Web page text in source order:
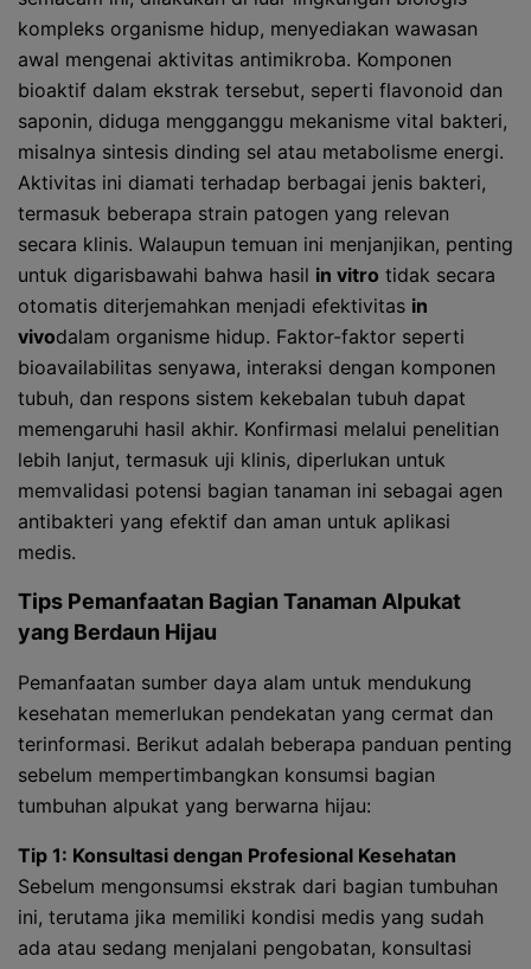
kompleks organisme hidup, menyediakan wawasan
awal mengenai aktivitas antimikroba. Komponen
bioaktif dalam ekstrak tersebut, seperti flavonoid dan
saponin, diduga mengganggu mekanisme vital bakteri,
misalnya sintesis dinding sel atau metabolisme energi.
Aktivitas ini diamati terhadap berbagai jenis bakteri,
termasuk beberapa strain patogen yang relevan
secara klinis. Walaupun temuan ini menjanjikan, penting
untuk digarisbawahi bahwa hasil in vitro tidak secara
otomatis diterjemahkan menjadi efektivitas in
vivodalam organisme hidup. Faktor-faktor seperti
bioavailabilitas senyawa, interaksi dengan komponen
tubuh, dan respons sistem kekebalan tubuh dapat
memengaruhi hasil akhir. Konfirmasi melalui penelitian
lebih lanjut, termasuk uji klinis, diperlukan untuk
memvalidasi potensi bagian tanaman ini sebagai agen
antibakteri yang efektif dan aman untuk aplikasi
medis.
Tips Pemanfaatan Bagian Tanaman Alpukat
yang Berdaun Hijau
Pemanfaatan sumber daya alam untuk mendukung
kesehatan memerlukan pendekatan yang cermat dan
terinformasi. Berikut adalah beberapa panduan penting
sebelum mempertimbangkan konsumsi bagian
tumbuhan alpukat yang berwarna hijau:
Tip 1: Konsultasi dengan Profesional Kesehatan
Sebelum mengonsumsi ekstrak dari bagian tumbuhan
ini, terutama jika memiliki kondisi medis yang sudah
ada atau sedang menjalani pengobatan, konsultasi